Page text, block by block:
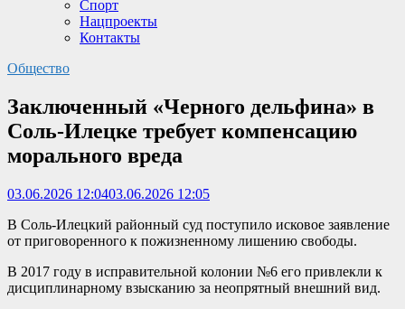
Спорт
Нацпроекты
Контакты
Общество
Заключенный «Черного дельфина» в
Соль-Илецке требует компенсацию
морального вреда
03.06.2026 12:0403.06.2026 12:05
В Соль-Илецкий районный суд поступило исковое заявление
от приговоренного к пожизненному лишению свободы.
В 2017 году в исправительной колонии №6 его привлекли к
дисциплинарному взысканию за неопрятный внешний вид.